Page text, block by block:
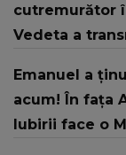
cutremurător
Vedeta a
Emanuel a
acum! În fața
Iubirii face o